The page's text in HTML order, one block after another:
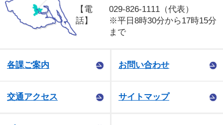
【電
話】
029-826-1111（代表）
※平日8時30分から17時15分
まで
各課ご案内 お問い合わせ
交通アクセス サイトマップ